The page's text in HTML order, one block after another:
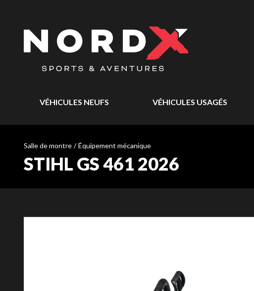
VÉHICULES NEUFS VÉHICULES USAGÉS
Salle de montre / Équipement mécanique
STIHL GS 461 2026